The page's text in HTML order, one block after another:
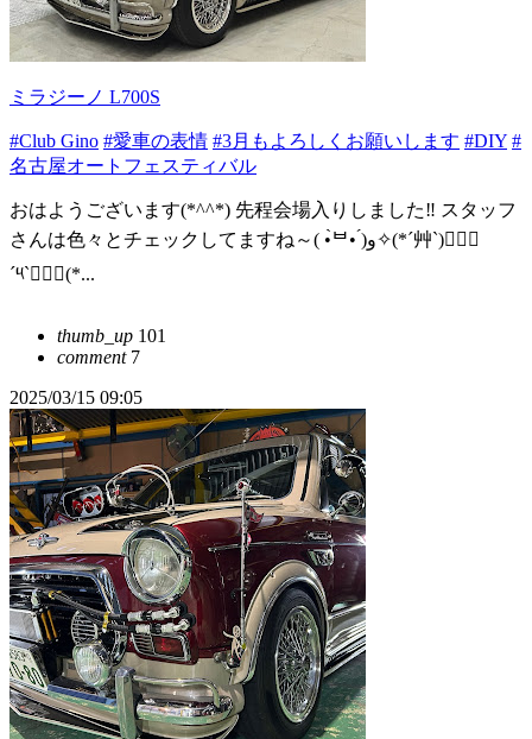
ミラジーノ L700S
#Club Gino #愛車の表情 #3月もよろしくお願いします #DIY #
名古屋オートフェスティバル
おはようございます(*^^*) 先程会場入りしました‼️ スタッフ
さんは色々とチェックしてますね～( •̀ᄇ• ́)ﻭ✧(*´艸`)๑⃙⃘
´༥`๑⃙⃘(*...
thumb_up 101
comment7
2025/03/15 09:05